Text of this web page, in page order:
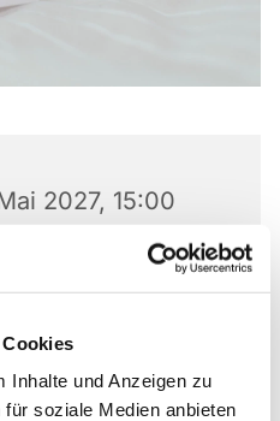
Inhalte und Anzeigen zu
soziale Medien anbieten
2027, 15:00
33098